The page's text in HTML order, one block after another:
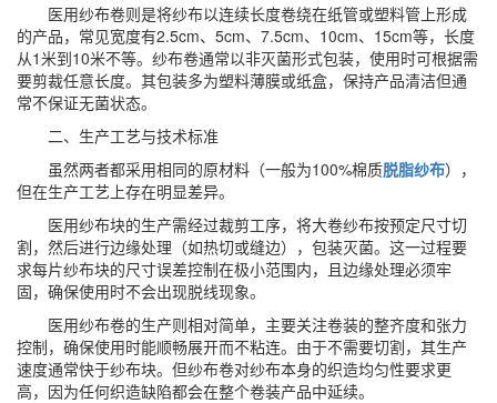
医用纱布卷则是将纱布以连续长度卷绕在纸管或塑料管上形成
的产品，常见宽度有2.5cm、5cm、7.5cm、10cm、15cm等，长度
从1米到10米不等。纱布卷通常以非灭菌形式包装，使用时可根据需
要剪裁任意长度。其包装多为塑料薄膜或纸盒，保持产品清洁但通
常不保证无菌状态。
二、生产工艺与技术标准
虽然两者都采用相同的原材料（一般为100%棉质脱脂纱布），
但在生产工艺上存在明显差异。
医用纱布块的生产需经过裁剪工序，将大卷纱布按预定尺寸切
割，然后进行边缘处理（如热切或缝边），包装灭菌。这一过程要
求每片纱布块的尺寸误差控制在极小范围内，且边缘处理必须牢
固，确保使用时不会出现脱线现象。
医用纱布卷的生产则相对简单，主要关注卷装的整齐度和张力
控制，确保使用时能顺畅展开而不粘连。由于不需要切割，其生产
速度通常快于纱布块。但纱布卷对纱布本身的织造均匀性要求更
高，因为任何织造缺陷都会在整个卷装产品中延续。